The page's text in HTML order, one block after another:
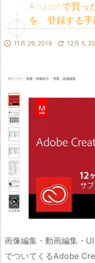
Amazonで買ったAdobe Creative Cloud
を、登録する手
 11月 29, 2019  12月 5,
画像編集・動画編集・
でついてくるAdobe